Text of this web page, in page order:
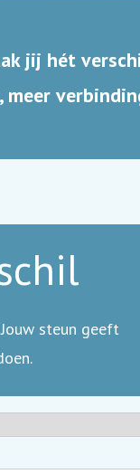
jij hét
steun geeft